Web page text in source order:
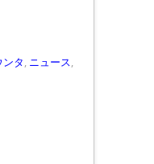
タ ニュース